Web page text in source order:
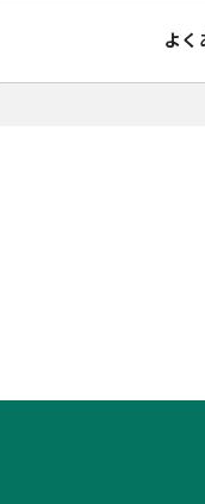
よく